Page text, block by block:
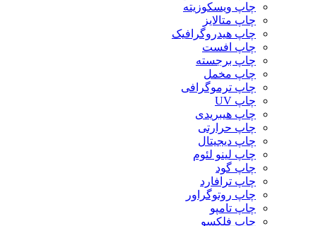
چاپ ویسکوزیته
چاپ متالایز
چاپ هیدروگرافیک
چاپ افست
چاپ برجسته
چاپ مخمل
چاپ ترموگرافی
چاپ UV
چاپ هیبریدی
چاپ حرارتی
چاپ دیجیتال
چاپ لینو لئوم
چاپ گود
چاپ ترافارد
چاپ روتوگراور
چاپ تامپو
چاپ فلکسو